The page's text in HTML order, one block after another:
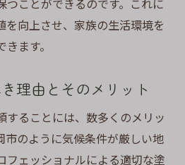
つことができるのです。これに
を向上させ、家族の生活環境を
ます。
理由とそのメリット
することには、数多くのメリッ
市のように気候条件が厳しい地
フェッショナルによる適切な塗